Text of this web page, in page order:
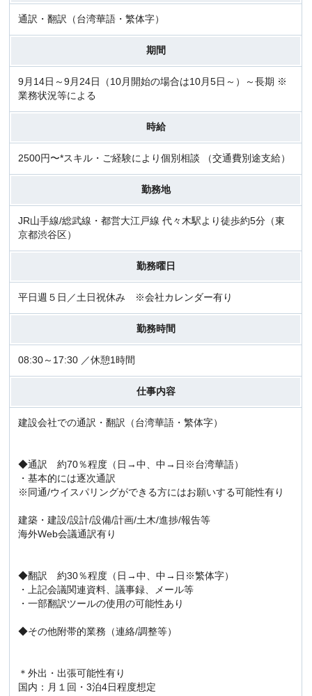
通訳・翻訳（台湾華語・繁体字）
期間
9月14日～9月24日（10月開始の場合は10月5日～）～長期 ※
業務状況等による
時給
2500円〜*スキル・ご経験により個別相談 （交通費別途支給）
勤務地
JR山手線/総武線・都営大江戸線 代々木駅より徒歩約5分（東
京都渋谷区）
勤務曜日
平日週５日／土日祝休み ※会社カレンダー有り
勤務時間
08:30～17:30 ／休憩1時間
仕事内容
建設会社での通訳・翻訳（台湾華語・繁体字）
◆通訳 約70％程度（日→中、中→日※台湾華語）
・基本的には逐次通訳
※同通/ウイスパリングができる方にはお願いする可能性有り
建築・建設/設計/設備/計画/土木/進捗/報告等
海外Web会議通訳有り
◆翻訳 約30％程度（日→中、中→日※繁体字）
・上記会議関連資料、議事録、メール等
・一部翻訳ツールの使用の可能性あり
◆その他附帯的業務（連絡/調整等）
＊外出・出張可能性有り
国内：月１回・3泊4日程度想定